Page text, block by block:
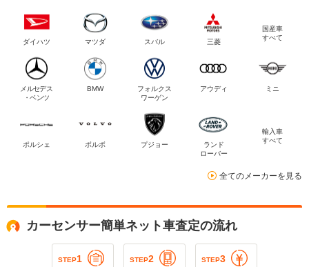
ダイハツ マツダ スバル 三菱
国産車
すべて
メルセデス
・ベンツ
BMW
フォルクス
ワーゲン
アウディ ミニ
ポルシェ ボルボ プジョー
ランド
ローバー
輸入車
すべて
全てのメーカーを見る
カーセンサー簡単ネット車査定の流れ
STEP1 STEP2 STEP3